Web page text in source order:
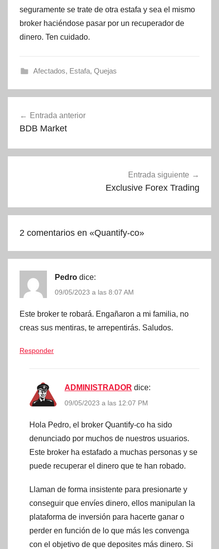
seguramente se trate de otra estafa y sea el mismo
broker haciéndose pasar por un recuperador de
dinero. Ten cuidado.
Afectados, Estafa, Quejas
de
Entrada anterior
BDB Market
Entrada siguiente
Exclusive Forex Trading
2 comentarios en «Quantify-co»
Pedro dice:
09/05/2023 a las 8:07 AM
Este broker te robará. Engañaron a mi familia, no
creas sus mentiras, te arrepentirás. Saludos.
Responder
ADMINISTRADOR dice:
09/05/2023 a las 12:07 PM
Hola Pedro, el broker Quantify-co ha sido
denunciado por muchos de nuestros usuarios.
Este broker ha estafado a muchas personas y se
puede recuperar el dinero que te han robado.
Llaman de forma insistente para presionarte y
conseguir que envíes dinero, ellos manipulan la
plataforma de inversión para hacerte ganar o
perder en función de lo que más les convenga
con el objetivo de que deposites más dinero. Si